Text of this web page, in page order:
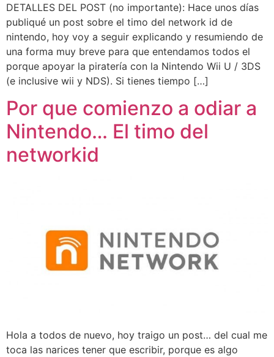
DETALLES DEL POST (no importante): Hace unos días
publiqué un post sobre el timo del network id de
nintendo, hoy voy a seguir explicando y resumiendo de
una forma muy breve para que entendamos todos el
porque apoyar la piratería con la Nintendo Wii U / 3DS
(e inclusive wii y NDS). Si tienes tiempo […]
Por que comienzo a odiar a
Nintendo… El timo del
networkid
Hola a todos de nuevo, hoy traigo un post… del cual me
toca las narices tener que escribir, porque es algo